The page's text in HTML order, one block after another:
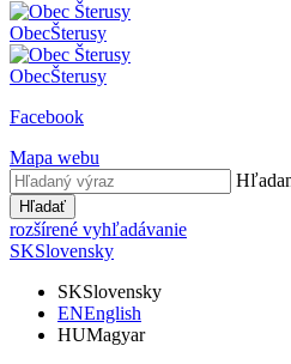
ObecŠterusy
ObecŠterusy
Facebook
Mapa webu
Hľadať
rozšírené vyhľadávanie
SKSlovensky
SKSlovensky
ENEnglish
HUMagyar